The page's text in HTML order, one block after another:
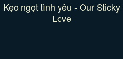
Kẹo ngọt tình yêu - Our Sticky
Love